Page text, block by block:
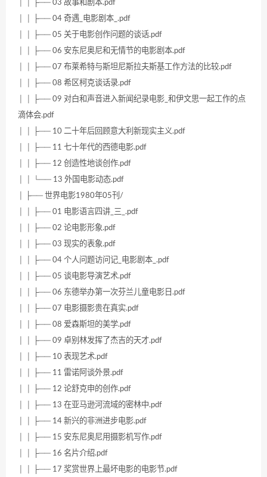
│ │ ├── 03 故事和剧本.pdf
│ │ ├── 04 奇遇_电影剧本_.pdf
│ │ ├── 05 关于电影创作问题的谈话.pdf
│ │ ├── 06 安东尼奥尼和无情节的电影剧本.pdf
│ │ ├── 07 布莱希特与斯坦尼斯拉夫斯基工作方法的比较.pdf
│ │ ├── 08 希区柯克谈话录.pdf
│ │ ├── 09 对白和声音进入新闻纪录电影_和伊文思一起工作的点
滴体会.pdf
│ │ ├── 10 二十年后回顾意大利新现实主义.pdf
│ │ ├── 11 七十年代的西德电影.pdf
│ │ ├── 12 创造性地谈创作.pdf
│ │ └── 13 外国电影动态.pdf
│ ├── 世界电影1980年05刊/
│ │ ├── 01 电影语言四讲_三_.pdf
│ │ ├── 02 论电影形象.pdf
│ │ ├── 03 现实的表象.pdf
│ │ ├── 04 个人问题访问记_电影剧本_.pdf
│ │ ├── 05 谈电影导演艺术.pdf
│ │ ├── 06 东德举办第一次芬兰儿童电影日.pdf
│ │ ├── 07 电影摄影贵在真实.pdf
│ │ ├── 08 爱森斯坦的美学.pdf
│ │ ├── 09 卓别林发挥了杰吉的天才.pdf
│ │ ├── 10 表现艺术.pdf
│ │ ├── 11 雷诺阿谈外景.pdf
│ │ ├── 12 论舒克申的创作.pdf
│ │ ├── 13 在亚马逊河流域的密林中.pdf
│ │ ├── 14 新兴的非洲进步电影.pdf
│ │ ├── 15 安东尼奥尼用摄影机写作.pdf
│ │ ├── 16 名片介绍.pdf
│ │ ├── 17 奖赏世界上最坏电影的电影节.pdf